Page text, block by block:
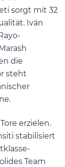
sorgt mit 32
Iván
die
steht
erzielen.
stabilisiert
Team